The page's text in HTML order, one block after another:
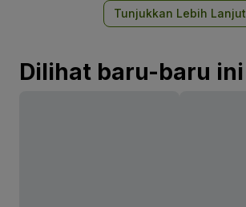
Tunjukkan Lebih Lanjut
Dilihat baru-baru ini